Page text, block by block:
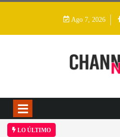
Ago 7, 2026
LO ÚLTIMO